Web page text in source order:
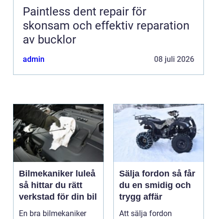
Paintless dent repair för
skonsam och effektiv reparation
av bucklor
admin 08 juli 2026
Bilmekaniker luleå
så hittar du rätt
verkstad för din bil
En bra bilmekaniker
Sälja fordon så får
du en smidig och
trygg affär
Att sälja fordon